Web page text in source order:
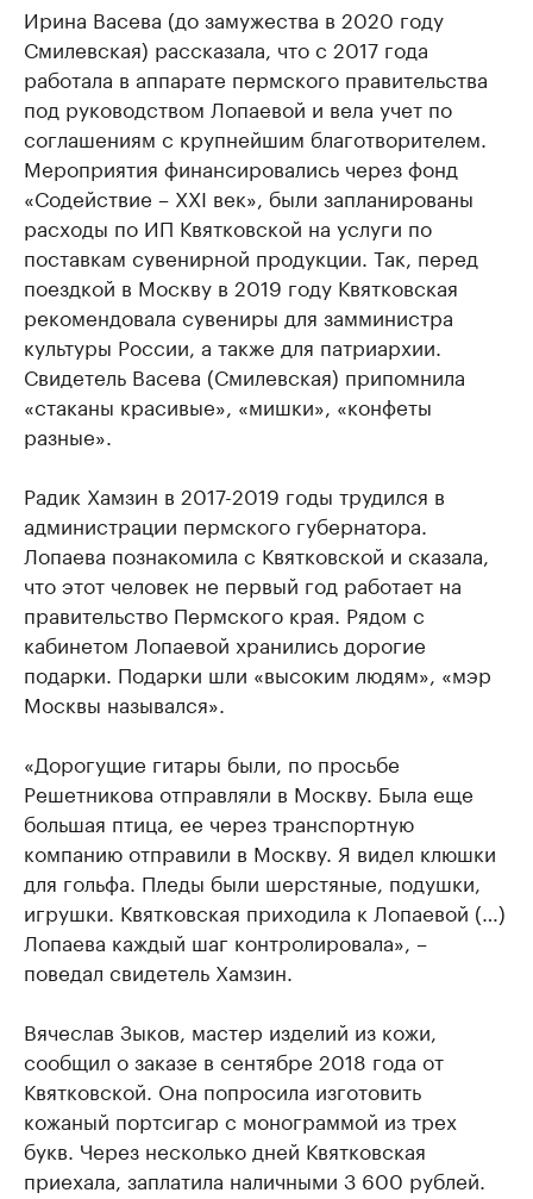
Ирина Васева (до замужества в 2020 году
Смилевская) рассказала, что с 2017 года
работала в аппарате пермского правительства
под руководством Лопаевой и вела учет по
соглашениям с крупнейшим благотворителем.
Мероприятия финансировались через фонд
«Содействие – XXI век», были запланированы
расходы по ИП Квятковской на услуги по
поставкам сувенирной продукции. Так, перед
поездкой в Москву в 2019 году Квятковская
рекомендовала сувениры для замминистра
культуры России, а также для патриархии.
Свидетель Васева (Смилевская) припомнила
«стаканы красивые», «мишки», «конфеты
разные».
Радик Хамзин в 2017-2019 годы трудился в
администрации пермского губернатора.
Лопаева познакомила с Квятковской и сказала,
что этот человек не первый год работает на
правительство Пермского края. Рядом с
кабинетом Лопаевой хранились дорогие
подарки. Подарки шли «высоким людям», «мэр
Москвы назывался».
«Дорогущие гитары были, по просьбе
Решетникова отправляли в Москву. Была еще
большая птица, ее через транспортную
компанию отправили в Москву. Я видел клюшки
для гольфа. Пледы были шерстяные, подушки,
игрушки. Квятковская приходила к Лопаевой (…)
Лопаева каждый шаг контролировала», –
поведал свидетель Хамзин.
Вячеслав Зыков, мастер изделий из кожи,
сообщил о заказе в сентябре 2018 года от
Квятковской. Она попросила изготовить
кожаный портсигар с монограммой из трех
букв. Через несколько дней Квятковская
приехала, заплатила наличными 3 600 рублей.